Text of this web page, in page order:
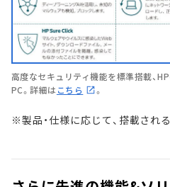
高度なセキュリティ機能を標準搭載、
PC。詳細は こちら 。
※製品・仕様に応じて、搭載され